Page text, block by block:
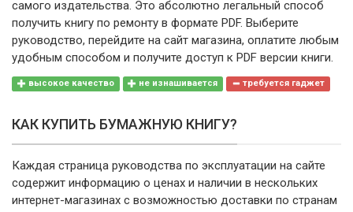
самого издательства. Это абсолютно легальный способ
получить книгу по ремонту в формате PDF. Выберите
руководство, перейдите на сайт магазина, оплатите любым
удобным способом и получите доступ к PDF версии книги.
высокое качество не изнашивается требуется гаджет
КАК КУПИТЬ БУМАЖНУЮ КНИГУ?
Каждая страница руководства по эксплуатации на сайте
содержит информацию о ценах и наличии в нескольких
интернет-магазинах с возможностью доставки по странам